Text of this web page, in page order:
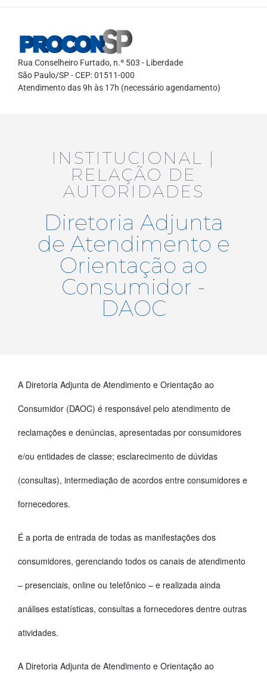
Rua Conselheiro Furtado, n.º 503 - Liberdade
São Paulo/SP - CEP: 01511-000
Atendimento das 9h às 17h (necessário agendamento)
INSTITUCIONAL |
RELAÇÃO DE
AUTORIDADES
Diretoria Adjunta
de Atendimento e
Orientação ao
Consumidor -
DAOC
A Diretoria Adjunta de Atendimento e Orientação ao
Consumidor (DAOC) é responsável pelo atendimento de
reclamações e denúncias, apresentadas por consumidores
e/ou entidades de classe; esclarecimento de dúvidas
(consultas), intermediação de acordos entre consumidores e
fornecedores.
É a porta de entrada de todas as manifestações dos
consumidores, gerenciando todos os canais de atendimento
– presenciais, online ou telefônico – e realizada ainda
análises estatísticas, consultas a fornecedores dentre outras
atividades.
A Diretoria Adjunta de Atendimento e Orientação ao